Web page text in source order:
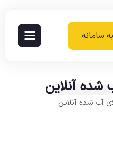
سامانه
شده آنلاین
آب شده آنلاین